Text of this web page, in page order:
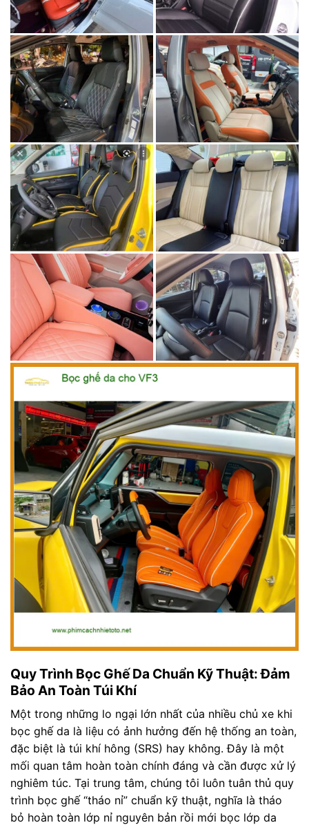
Quy Trình Bọc Ghế Da Chuẩn Kỹ Thuật: Đảm
Bảo An Toàn Túi Khí
Một trong những lo ngại lớn nhất của nhiều chủ xe khi
bọc ghế da là liệu có ảnh hưởng đến hệ thống an toàn,
đặc biệt là túi khí hông (SRS) hay không. Đây là một
mối quan tâm hoàn toàn chính đáng và cần được xử lý
nghiêm túc. Tại trung tâm, chúng tôi luôn tuân thủ quy
trình bọc ghế “tháo nỉ” chuẩn kỹ thuật, nghĩa là tháo
bỏ hoàn toàn lớp nỉ nguyên bản rồi mới bọc lớp da